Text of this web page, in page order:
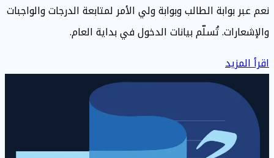
نعم عبر بوابة الطالب وبوابة ولي الأمر لمتابعة الدرجات والواجبات
والإشعارات. تُسلّم بيانات الدخول في بداية العام.
اقرأ المزيد